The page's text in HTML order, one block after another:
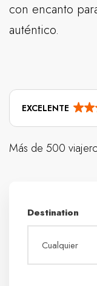
con encanto
auténtico.
EXCELENTE
Más de 500
Destination